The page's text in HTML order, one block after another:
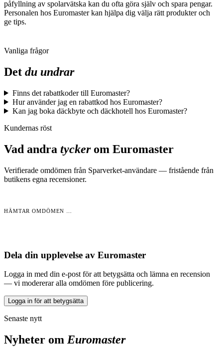
påfyllning av spolarvätska kan du ofta göra själv och spara pengar.
Personalen hos Euromaster kan hjälpa dig välja rätt produkter och
ge tips.
Vanliga frågor
Det du undrar
Finns det rabattkoder till Euromaster?
Hur använder jag en rabattkod hos Euromaster?
Kan jag boka däckbyte och däckhotell hos Euromaster?
Kundernas röst
Vad andra tyckerom Euromaster
Verifierade omdömen från Sparverket-användare — fristående från
butikens egna recensioner.
HÄMTAR OMDÖMEN …
Dela din upplevelse av Euromaster
Logga in med din e-post för att betygsätta och lämna en recension
— vi modererar alla omdömen före publicering.
Logga in för att betygsätta
Senaste nytt
Nyheter om Euromaster